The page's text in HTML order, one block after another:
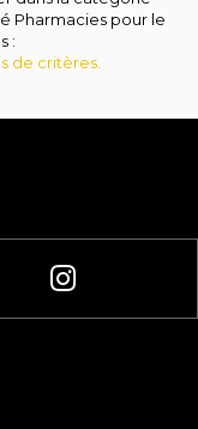
Pharmacies pour le
:
de critères.